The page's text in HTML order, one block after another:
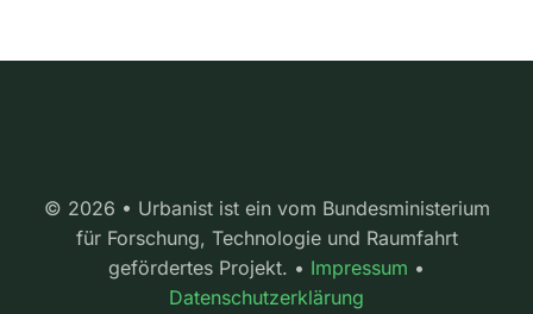
© 2026 • Urbanist ist ein vom Bundesministerium
für Forschung, Technologie und Raumfahrt
gefördertes Projekt. • Impressum •
Datenschutzerklärung